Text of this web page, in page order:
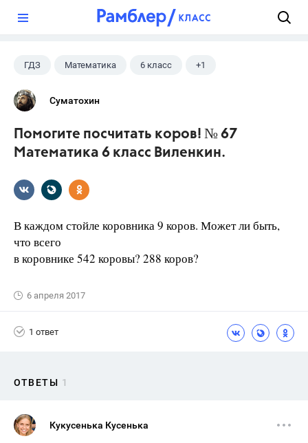
ГДЗ Математика 6 класс +1
Виленкин Н.Я.
Суматохин
Помогите посчитать коров! № 67
Математика 6 класс Виленкин.
В каждом стойле коровника 9 коров. Может ли быть,
что всего
в коровнике 542 коровы? 288 коров?
6 апреля 2017
1 ответ
ОТВЕТЫ 1
Кукусенька Кусенька